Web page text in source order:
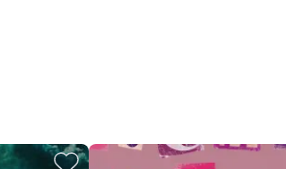
Restaurants